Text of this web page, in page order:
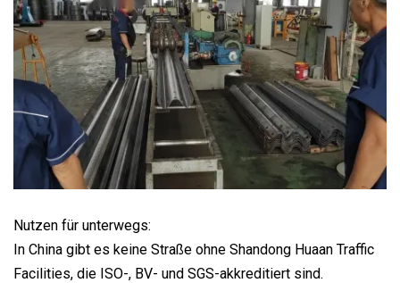
Nutzen für unterwegs:
In China gibt es keine Straße ohne Shandong Huaan Traffic
Facilities, die ISO-, BV- und SGS-akkreditiert sind.